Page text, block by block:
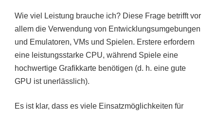
Wie viel Leistung brauche ich? Diese Frage betrifft vor
allem die Verwendung von Entwicklungsumgebungen
und Emulatoren, VMs und Spielen. Erstere erfordern
eine leistungsstarke CPU, während Spiele eine
hochwertige Grafikkarte benötigen (d. h. eine gute
GPU ist unerlässlich).
Es ist klar, dass es viele Einsatzmöglichkeiten für